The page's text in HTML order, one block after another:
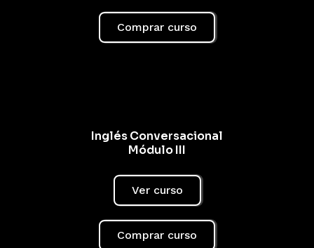
Comprar curso
Inglés Conversacional
Módulo III
Ver curso
Comprar curso